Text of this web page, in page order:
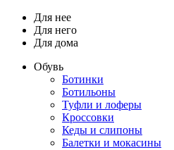
Для нее
Для него
Для дома
Обувь
Ботинки
Ботильоны
Туфли и лоферы
Кроссовки
Кеды и слипоны
Балетки и мокасины